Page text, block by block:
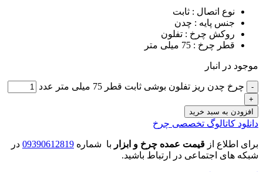
نوع اتصال : ثابت
جنس پایه : چدن
روکش چرخ : تفلون
قطر چرخ : 75 میلی متر
موجود در انبار
چرخ چدن ریز تفلون بوشی ثابت قطر 75 میلی متر عدد
افزودن به سبد خرید
دانلود کاتالوگ تخصصی چرخ
برای اطلاع از قیمت عمده چرخ و ابزار با شماره 09390612819 در
شبکه های اجتماعی در ارتباط باشید.